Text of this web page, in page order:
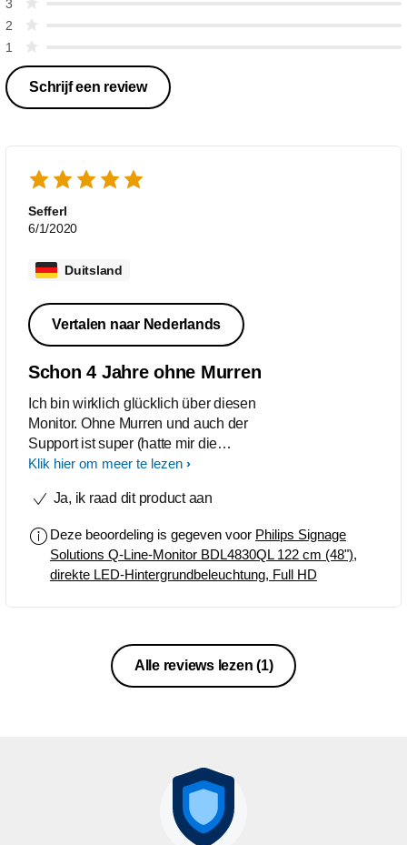
3
2
1
Schrijf een review
Sefferl
6/1/2020
Duitsland
Vertalen naar Nederlands
Schon 4 Jahre ohne Murren
Ich bin wirklich glücklich über diesen
Monitor. Ohne Murren und auch der
Support ist super (hatte mir die
Fernbedienung aus versehen
Klik hier om meer te lezen
Ja, ik raad dit product aan
Deze beoordeling is gegeven voor Philips Signage
Solutions Q-Line-Monitor BDL4830QL 122 cm (48"),
direkte LED-Hintergrundbeleuchtung, Full HD
Alle reviews lezen (1)